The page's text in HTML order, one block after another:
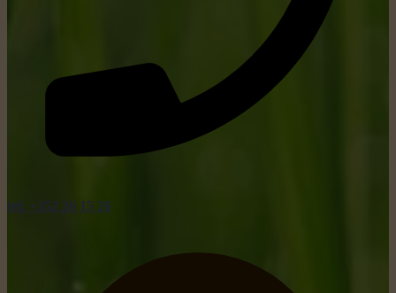
tel: +352 26 15 26